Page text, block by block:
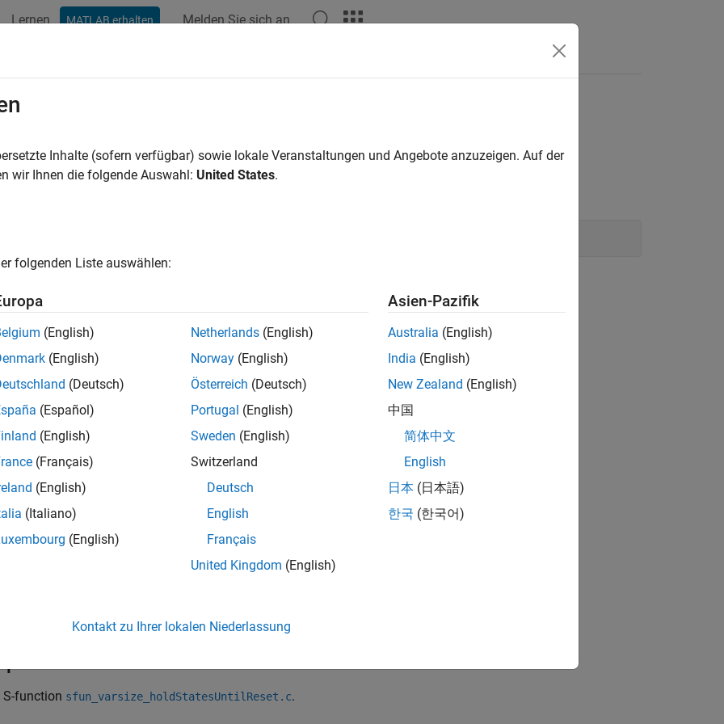
Lernen MATLAB erhalten Melden Sie sich an
the method to handle dimensions mode propagation for each input port.
that represents an block.
value.
function in mdlInitializeSizes to register the input port dimensions mode propagation method.
S-function sfun_varsize_holdStatesUntilReset.c.
Inhalte (sofern verfügbar) sowie lokale Veranstaltungen und Angebote anzuzeigen. Auf der
wir Ihnen die folgende Auswahl: United States.
folgenden Liste auswählen:
(English)
(English)
(Deutsch)
(Español)
(English)
(Français)
(English)
(Italiano)
(English)
Netherlands (English)
Norway (English)
Österreich (Deutsch)
Portugal (English)
Sweden (English)
Switzerland
Deutsch
English
Français
United Kingdom (English)
Asien-Pazifik
Australia (English)
India (English)
New Zealand (English)
中国
简体中文
English
日本 (日本語)
한국 (한국어)
Kontakt zu Ihrer lokalen Niederlassung